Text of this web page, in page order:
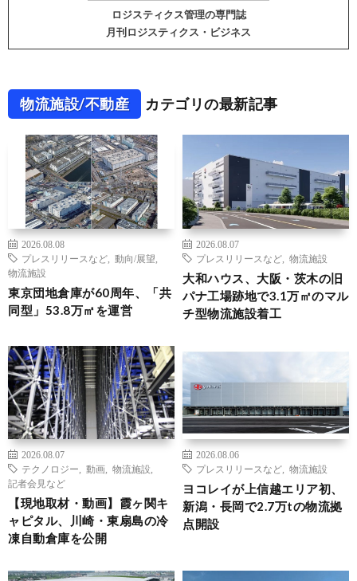
ロジスティクス管理の専門誌
月刊ロジスティクス・ビジネス
物流施設/不動産 カテゴリの最新記事
2026.08.08
プレスリリースなど
動向/展望
物流施設
東京団地倉庫が60周年、「共
同型」53.8万㎡を運営
2026.08.07
プレスリリースなど
物流施設
大和ハウス、大阪・茨木の旧
パナ工場跡地で3.1万㎡のマル
チ型物流施設着工
2026.08.07
テクノロジー
動画 物流施設
記者会見など
【現地取材・動画】霞ヶ関キ
ャピタル、川崎・東扇島の冷
凍自動倉庫を公開
2026.08.06
プレスリリースなど
物流施設
ヨコレイが上信越エリア初、
新潟・長岡で2.7万tの物流拠
点開設